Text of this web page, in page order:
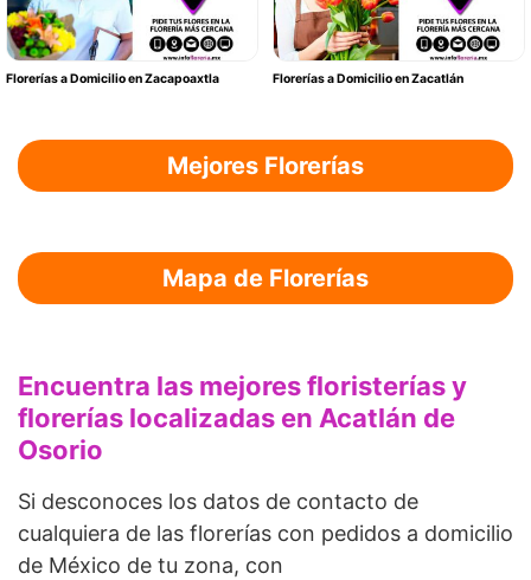
Florerías a Domicilio en Zacapoaxtla Florerías a Domicilio en Zacatlán
Mejores Florerías
Mapa de Florerías
Encuentra las mejores floristerías y
florerías localizadas en Acatlán de
Osorio
Si desconoces los datos de contacto de
cualquiera de las florerías con pedidos a domicilio
de México de tu zona, con